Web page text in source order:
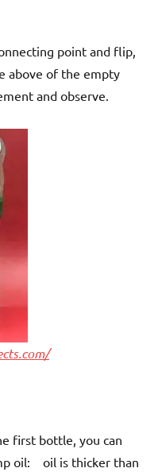
point and flip,
above of the empty
and observe.
first bottle, you can
oil: oil is thicker than